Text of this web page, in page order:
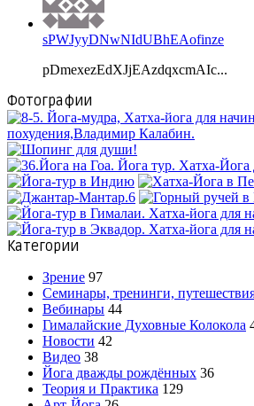
sPWJyyDNwNIdUBhEAofinze
pDmexezEdXJjEAzdqxcmAIc...
Фотографии
Категории
Зрение 97
Семинары, тренинги,
Вебинары 44
Гималайские Духовные Колокола
Новости 42
Видео 38
Йога дважды рождённых 36
Теория и Практика 129